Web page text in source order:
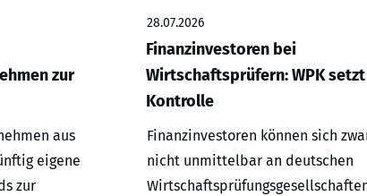
zur
aus
eigene
zur
28.07.2026
Finanzinvestoren bei
Wirtschaftsprüfern: WPK
Kontrolle
Finanzinvestoren können sich
nicht unmittelbar an deutschen